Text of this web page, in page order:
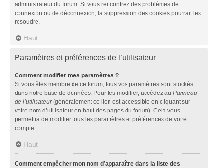
administrateur du forum. Si vous rencontrez des problèmes de
connexion ou de déconnexion, la suppression des cookies pourrait les
résoudre.
Haut
Paramètres et préférences de l’utilisateur
Comment modifier mes paramètres ?
Si vous êtes membre de ce forum, tous vos paramètres sont stockés
dans notre base de données. Pour les modifier, accédez au Panneau
de l’utilisateur(généralement ce lien est accessible en cliquant sur
votre nom d’utilisateur en haut des pages du forum). Cela vous
permettra de modifier tous les paramètres et préférences de votre
compte.
Haut
Comment empêcher mon nom d’apparaître dans la liste des